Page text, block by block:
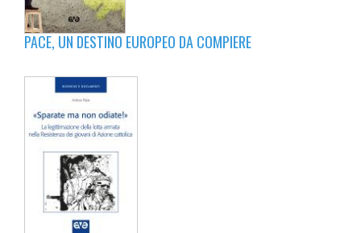
PACE, UN DESTINO EUROPEO DA COMPIERE